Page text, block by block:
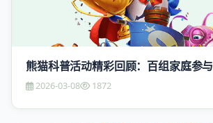
熊猫科普活动精彩回顾：百组家庭参与
2026-03-08 1872